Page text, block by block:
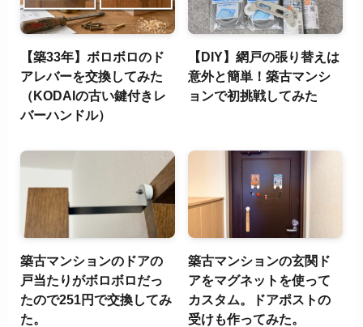
【築33年】ボロボロのド
アレバーを交換してみた
（KODAIの古い鍵付きレ
バーハンドル）
【DIY】網戸の張り替えは
意外と簡単！築古マンシ
ョンで初挑戦してみた
築古マンションのドアの
戸当たりがボロボロだっ
たので251円で交換してみ
た。
築古マンションの玄関ド
アをマグネットを使って
カスタム。ドアポストの
受けも作ってみた。